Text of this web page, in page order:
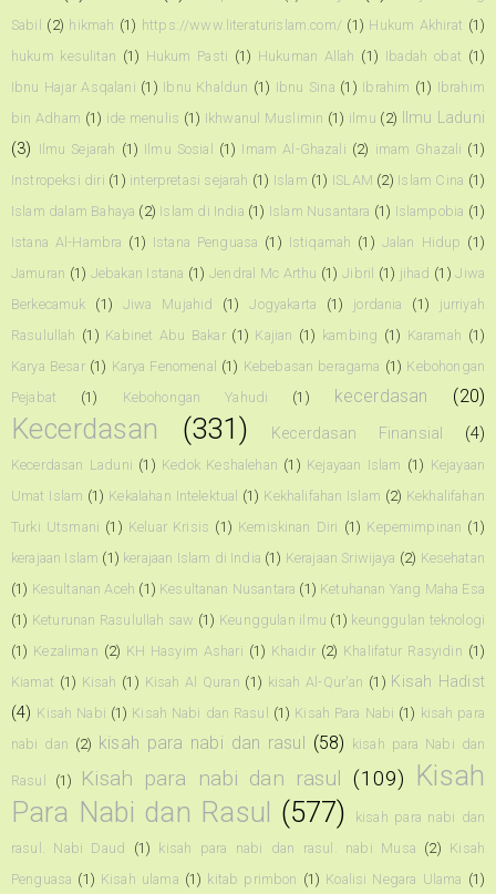
Sabil
(2) hikmah (1) https://www.literaturislam.com/ (1) Hukum Akhirat (1)
hukum kesulitan (1) Hukum Pasti (1) Hukuman Allah (1) Ibadah obat (1)
Ibnu Hajar Asqalani (1) Ibnu Khaldun (1) Ibnu Sina (1) Ibrahim (1) Ibrahim
bin Adham (1) ide menulis (1) Ikhwanul Muslimin (1) ilmu (2)
Ilmu Laduni
(3) Ilmu Sejarah (1) Ilmu Sosial (1) Imam Al-Ghazali (2) imam Ghazali (1)
Instropeksi diri (1) interpretasi sejarah (1) Islam (1) ISLAM (2) Islam Cina (1)
Islam dalam Bahaya (2) Islam di India (1) Islam Nusantara (1) Islampobia (1)
Istana Al-Hambra (1) Istana Penguasa (1) Istiqamah (1) Jalan Hidup (1)
Jamuran (1) Jebakan Istana (1) Jendral Mc Arthu (1) Jibril (1) jihad (1) Jiwa
Berkecamuk
(1) Jiwa Mujahid (1) Jogyakarta (1) jordania (1)
jurriyah
Rasulullah (1) Kabinet Abu Bakar (1) Kajian (1) kambing (1) Karamah (1)
Karya Besar (1) Karya Fenomenal (1) Kebebasan beragama (1) Kebohongan
Pejabat
(1) Kebohongan Yahudi (1) kecerdasan (20)
Kecerdasan (331) Kecerdasan Finansial (4)
Kecerdasan Laduni (1) Kedok Keshalehan (1) Kejayaan Islam (1) Kejayaan
Umat Islam (1) Kekalahan Intelektual (1) Kekhalifahan Islam (2) Kekhalifahan
Turki Utsmani (1) Keluar Krisis (1) Kemiskinan Diri (1) Kepemimpinan (1)
kerajaan Islam (1) kerajaan Islam di India (1) Kerajaan Sriwijaya (2) Kesehatan
(1) Kesultanan Aceh (1) Kesultanan Nusantara (1) Ketuhanan Yang Maha Esa
(1) Keturunan Rasulullah saw (1) Keunggulan ilmu (1) keunggulan teknologi
(1) Kezaliman (2) KH Hasyim Ashari (1) Khaidir (2) Khalifatur Rasyidin (1)
Kiamat (1) Kisah (1) Kisah Al Quran (1) kisah Al-Qur'an (1) Kisah Hadist
(4) Kisah Nabi (1) Kisah Nabi dan Rasul (1) Kisah Para Nabi (1) kisah para
nabi dan (2) kisah para nabi dan rasul (58) kisah para Nabi dan
Rasul (1) Kisah para nabi dan rasul (109) Kisah
Para Nabi dan Rasul (577)
kisah para nabi dan
rasul. Nabi Daud
(1) kisah para nabi dan rasul. nabi Musa (2) Kisah
Penguasa (1) Kisah ulama (1) kitab primbon (1) Koalisi Negara Ulama (1)